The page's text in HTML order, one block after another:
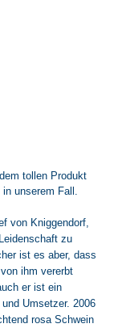
tollen Produkt
unserem Fall.
von Kniggendorf,
zu
ist es aber, dass
ihm vererbt
er ist ein
Umsetzer. 2006
rosa Schwein